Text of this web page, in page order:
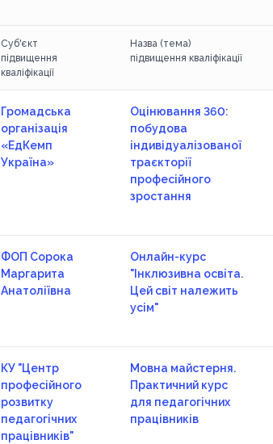
Суб'єкт
підвищення
кваліфікації
Назва (тема)
підвищення кваліфікації
Громадська
організація
«ЕдКемп
Україна»
Оцінювання 360:
побудова
індивідуалізованої
траєкторії
професійного
зростання
ФОП Сорока
Маргарита
Анатоліївна
Онлайн-курс
"Інклюзивна освіта.
Цей світ належить
усім"
КУ "Центр
професійного
розвитку
педагогічних
працівників"
Мовна майстерня.
Практичний курс
для педагогічних
працівників